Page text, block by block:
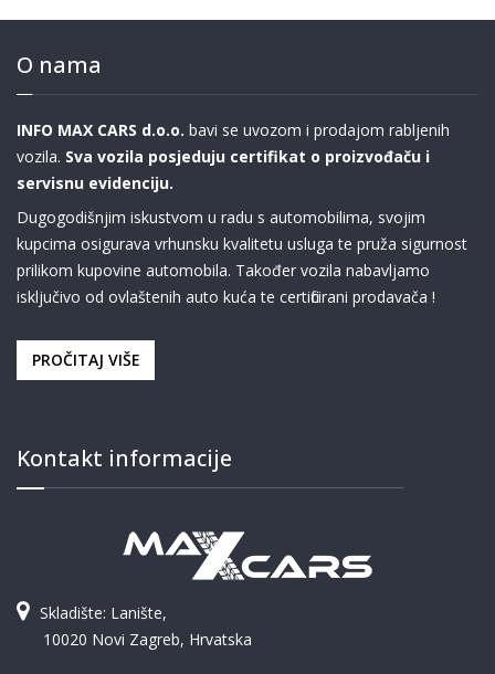
O nama
INFO MAX CARS d.o.o. bavi se uvozom i prodajom rabljenih
vozila. Sva vozila posjeduju certifikat o proizvođaču i
servisnu evidenciju.
Dugogodišnjim iskustvom u radu s automobilima, svojim
kupcima osigurava vrhunsku kvalitetu usluga te pruža sigurnost
prilikom kupovine automobila. Također vozila nabavljamo
isključivo od ovlaštenih auto kuća te certificirani prodavača !
PROČITAJ VIŠE
Kontakt informacije
Skladište: Lanište,
10020 Novi Zagreb, Hrvatska